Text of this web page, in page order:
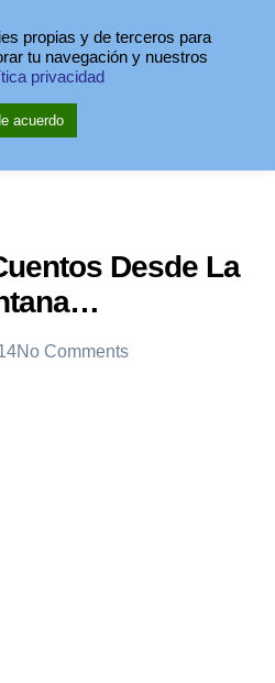
Desde La
No Comments
propias y de terceros para
tu navegación y nuestros
privacidad
acuerdo